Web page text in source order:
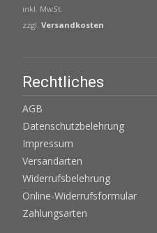
inkl. MwSt.
zzgl. Versandkosten
Rechtliches
AGB
Datenschutzbelehrung
Impressum
Versandarten
Widerrufsbelehrung
Online-Widerrufsformular
Zahlungsarten